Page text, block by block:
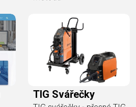
TIG Svářečky